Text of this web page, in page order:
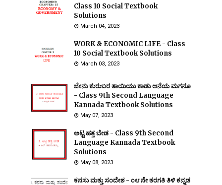
Class 10 Social Textbook
Solutions
March 04, 2023
WORK & ECONOMIC LIFE - Class
10 Social Textbook Solutions
March 03, 2023
ಜೇನು ಕುರುಬರ ತಾಯಿಯು ಕಾಡು ಆನೆಯ ಮಗನೂ
- Class 9th Second Language
Kannada Textbook Solutions
May 07, 2023
ಅಟ್ಟ ಹತ್ತ ಬೇಡ - Class 9th Second
Language Kannada Textbook
Solutions
May 08, 2023
ಕನಸು ಮತ್ತು ಸಂದೇಶ - ೦೮ ನೇ ತರಗತಿ ತಿಳಿ ಕನ್ನಡ